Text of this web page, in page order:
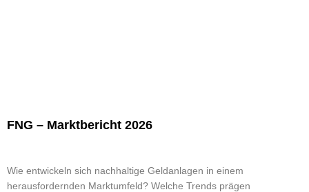
FNG – Marktbericht 2026
Wie entwickeln sich nachhaltige Geldanlagen in einem
herausfordernden Marktumfeld? Welche Trends prägen